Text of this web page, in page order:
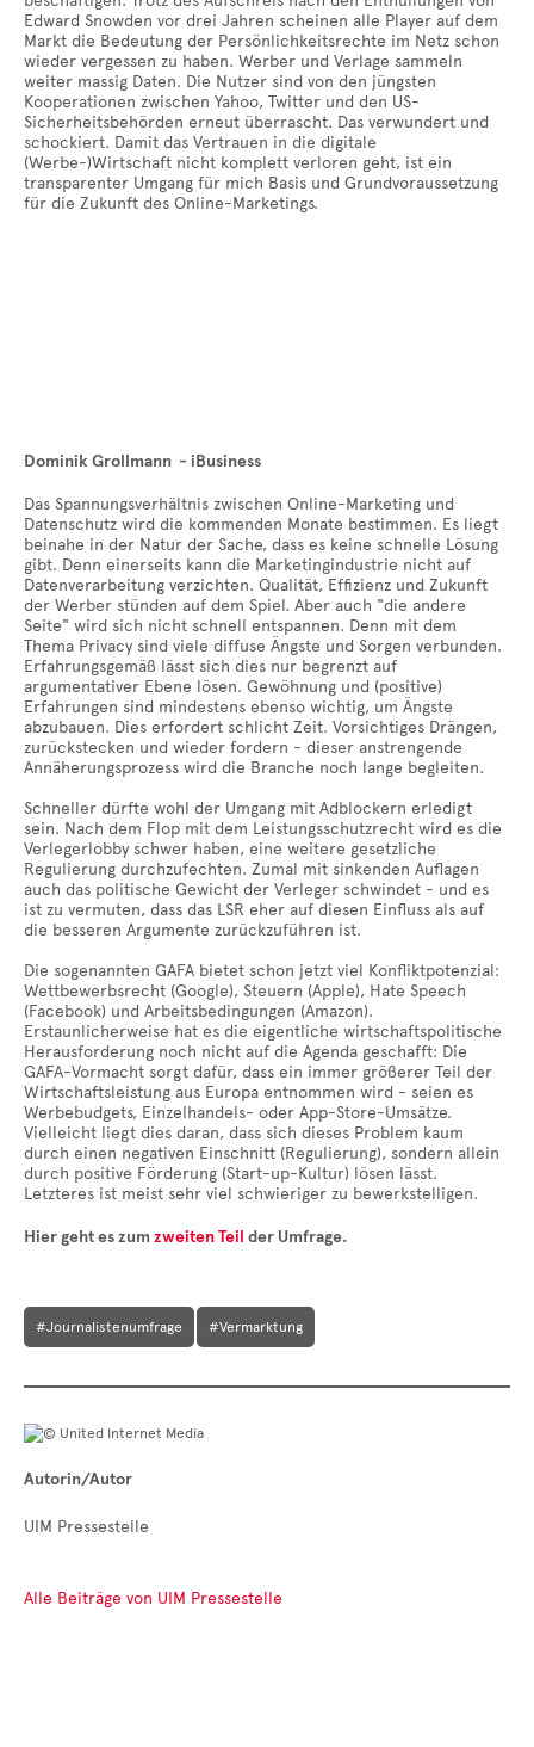
Edward Snowden vor drei Jahren scheinen alle Player auf dem
Markt die Bedeutung der Persönlichkeitsrechte im Netz schon
wieder vergessen zu haben. Werber und Verlage sammeln
weiter massig Daten. Die Nutzer sind von den jüngsten
Kooperationen zwischen Yahoo, Twitter und den US-
Sicherheitsbehörden erneut überrascht. Das verwundert und
schockiert. Damit das Vertrauen in die digitale
(Werbe-)Wirtschaft nicht komplett verloren geht, ist ein
transparenter Umgang für mich Basis und Grundvoraussetzung
für die Zukunft des Online-Marketings.
Dominik Grollmann - iBusiness
Das Spannungsverhältnis zwischen Online-Marketing und
Datenschutz wird die kommenden Monate bestimmen. Es liegt
beinahe in der Natur der Sache, dass es keine schnelle Lösung
gibt. Denn einerseits kann die Marketingindustrie nicht auf
Datenverarbeitung verzichten. Qualität, Effizienz und Zukunft
der Werber stünden auf dem Spiel. Aber auch "die andere
Seite" wird sich nicht schnell entspannen. Denn mit dem
Thema Privacy sind viele diffuse Ängste und Sorgen verbunden.
Erfahrungsgemäß lässt sich dies nur begrenzt auf
argumentativer Ebene lösen. Gewöhnung und (positive)
Erfahrungen sind mindestens ebenso wichtig, um Ängste
abzubauen. Dies erfordert schlicht Zeit. Vorsichtiges Drängen,
zurückstecken und wieder fordern - dieser anstrengende
Annäherungsprozess wird die Branche noch lange begleiten.
Schneller dürfte wohl der Umgang mit Adblockern erledigt
sein. Nach dem Flop mit dem Leistungsschutzrecht wird es die
Verlegerlobby schwer haben, eine weitere gesetzliche
Regulierung durchzufechten. Zumal mit sinkenden Auflagen
auch das politische Gewicht der Verleger schwindet - und es
ist zu vermuten, dass das LSR eher auf diesen Einfluss als auf
die besseren Argumente zurückzuführen ist.
Die sogenannten GAFA bietet schon jetzt viel Konfliktpotenzial:
Wettbewerbsrecht (Google), Steuern (Apple), Hate Speech
(Facebook) und Arbeitsbedingungen (Amazon).
Erstaunlicherweise hat es die eigentliche wirtschaftspolitische
Herausforderung noch nicht auf die Agenda geschafft: Die
GAFA-Vormacht sorgt dafür, dass ein immer größerer Teil der
Wirtschaftsleistung aus Europa entnommen wird - seien es
Werbebudgets, Einzelhandels- oder App-Store-Umsätze.
Vielleicht liegt dies daran, dass sich dieses Problem kaum
durch einen negativen Einschnitt (Regulierung), sondern allein
durch positive Förderung (Start-up-Kultur) lösen lässt.
Letzteres ist meist sehr viel schwieriger zu bewerkstelligen.
Hier geht es zum zweiten Teil der Umfrage.
#Journalistenumfrage #Vermarktung
Autorin/Autor
UIM Pressestelle
Alle Beiträge von UIM Pressestelle